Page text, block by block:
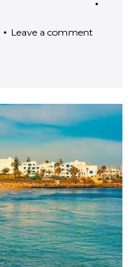
Leave a comment